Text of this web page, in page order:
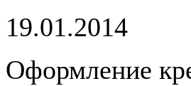
19.01.2014
Оформление